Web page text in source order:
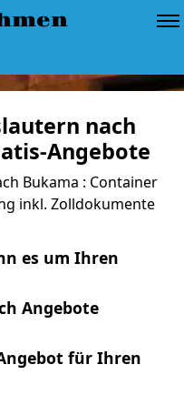
nach
Angebote
Bukama : Container
inkl. Zolldokumente
es um Ihren
Angebote
für Ihren